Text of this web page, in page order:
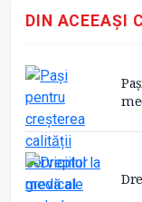
DIN ACEEAȘI